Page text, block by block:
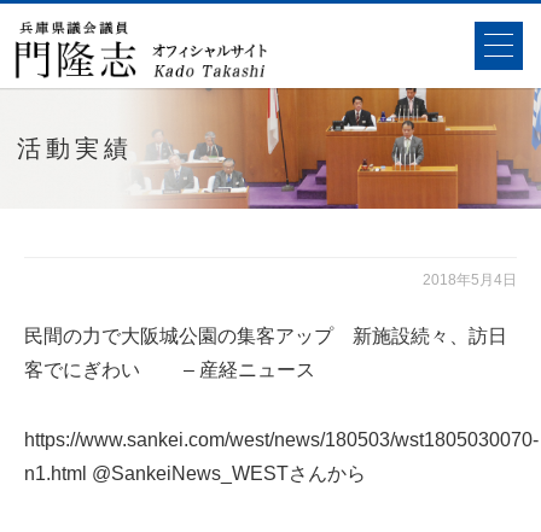
活動実績
2018年5月4日
民間の力で大阪城公園の集客アップ 新施設続々、訪日
客でにぎわい – 産経ニュース
https://www.sankei.com/west/news/180503/wst1805030070-
n1.html @SankeiNews_WESTさんから